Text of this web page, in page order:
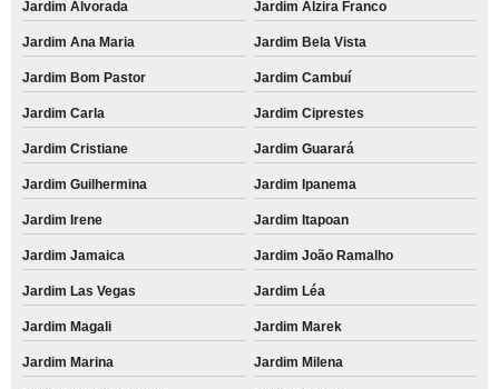
Jardim Alvorada Jardim Alzira Franco
Jardim Ana Maria Jardim Bela Vista
Jardim Bom Pastor Jardim Cambuí
Jardim Carla Jardim Ciprestes
Jardim Cristiane Jardim Guarará
Jardim Guilhermina Jardim Ipanema
Jardim Irene Jardim Itapoan
Jardim Jamaica Jardim João Ramalho
Jardim Las Vegas Jardim Léa
Jardim Magali Jardim Marek
Jardim Marina Jardim Milena